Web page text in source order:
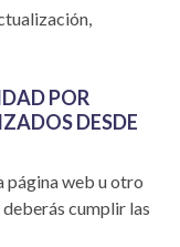
POR
DESDE
página web u otro
cumplir las